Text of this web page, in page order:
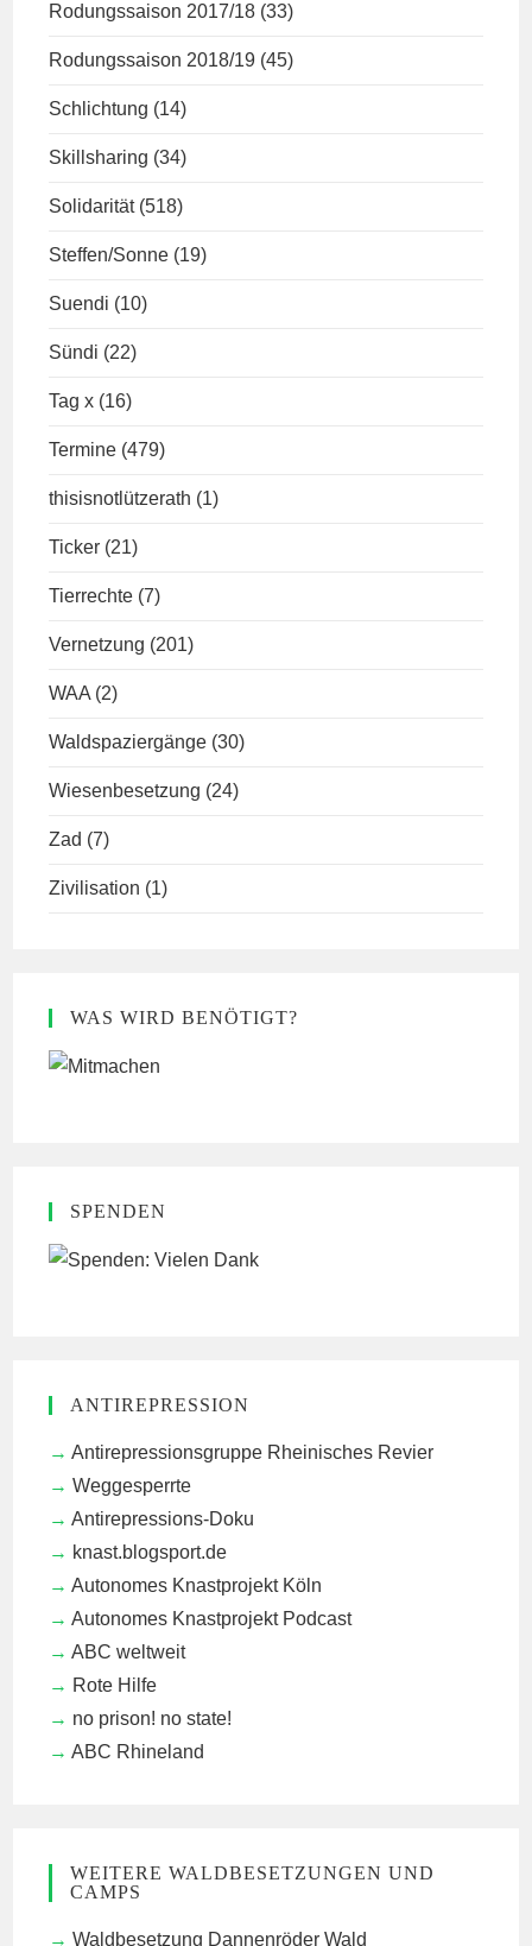
Rodungssaison 2017/18 (33)
Rodungssaison 2018/19 (45)
Schlichtung (14)
Skillsharing (34)
Solidarität (518)
Steffen/Sonne (19)
Suendi (10)
Sündi (22)
Tag x (16)
Termine (479)
thisisnotlützerath (1)
Ticker (21)
Tierrechte (7)
Vernetzung (201)
WAA (2)
Waldspaziergänge (30)
Wiesenbesetzung (24)
Zad (7)
Zivilisation (1)
WAS WIRD BENÖTIGT?
SPENDEN
ANTIREPRESSION
Antirepressionsgruppe Rheinisches Revier
Weggesperrte
Antirepressions-Doku
knast.blogsport.de
Autonomes Knastprojekt Köln
Autonomes Knastprojekt Podcast
ABC weltweit
Rote Hilfe
no prison! no state!
ABC Rhineland
WEITERE WALDBESETZUNGEN UND
CAMPS
Waldbesetzung Dannenröder Wald